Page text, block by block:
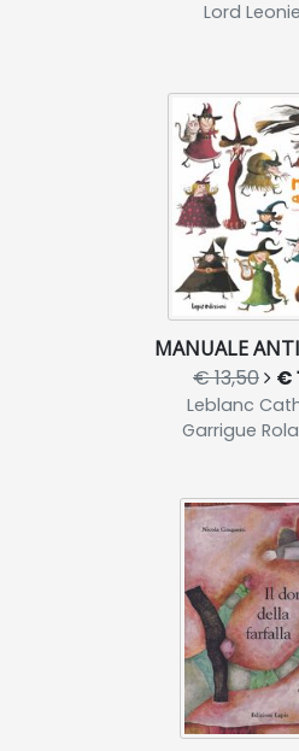
Lord
MANUALE
€ 13,50 €
Leblanc
Garrigue